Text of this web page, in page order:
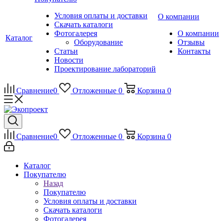
Каталог
Условия оплаты и доставки
Скачать каталоги
Фотогалерея
Оборудование
Статьи
Новости
Проектирование лабораторий
О компании
О компании
Отзывы
Контакты
Сравнение0 Отложенные 0 Корзина 0
Сравнение0 Отложенные 0 Корзина 0
Каталог
Покупателю
Назад
Покупателю
Условия оплаты и доставки
Скачать каталоги
Фотогалерея